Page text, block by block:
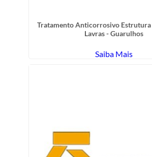
Tratamento Anticorrosivo Estrutura
Lavras - Guarulhos
Saiba Mais